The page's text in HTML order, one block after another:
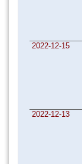
2022-12-15
2022-12-13